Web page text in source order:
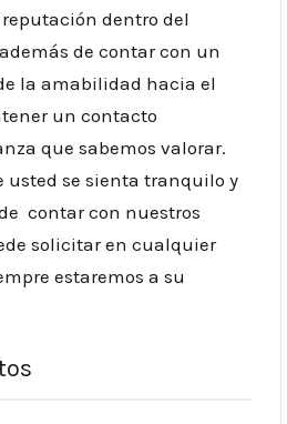
dentro del
de contar con un
la amabilidad hacia el
un contacto
que sabemos valorar.
usted se sienta tranquilo y
contar con nuestros
solicitar en cualquier
estaremos a su